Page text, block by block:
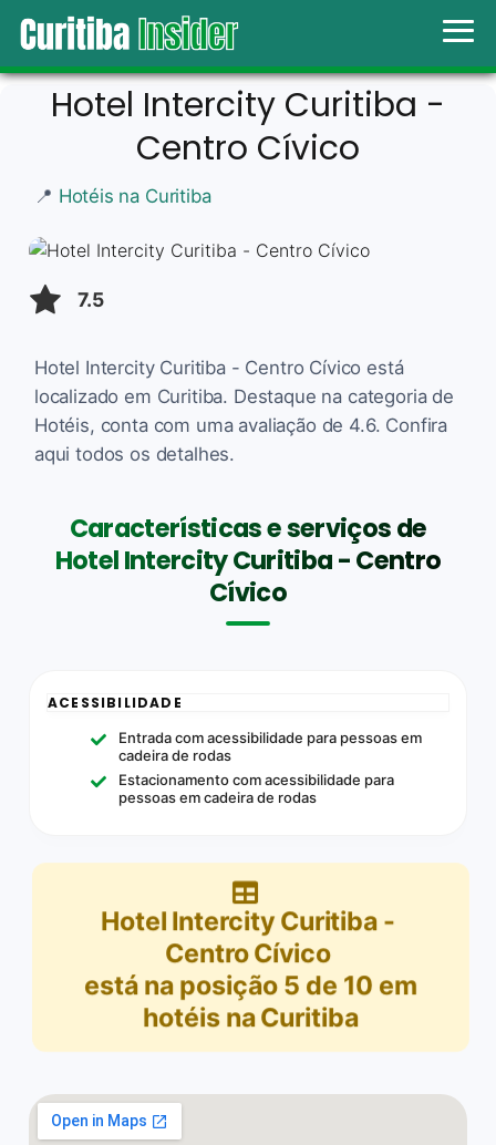
Hotel Intercity Curitiba -
Centro Cívico
📍 Hotéis na Curitiba
7.5
Hotel Intercity Curitiba - Centro Cívico está
localizado em Curitiba. Destaque na categoria de
Hotéis, conta com uma avaliação de 4.6. Confira
aqui todos os detalhes.
Características e serviços de
Hotel Intercity Curitiba - Centro
Cívico
ACESSIBILIDADE
Entrada com acessibilidade para pessoas em
cadeira de rodas
Estacionamento com acessibilidade para
pessoas em cadeira de rodas
Hotel Intercity Curitiba -
Centro Cívico
está na posição 5 de 10 em
hotéis na Curitiba